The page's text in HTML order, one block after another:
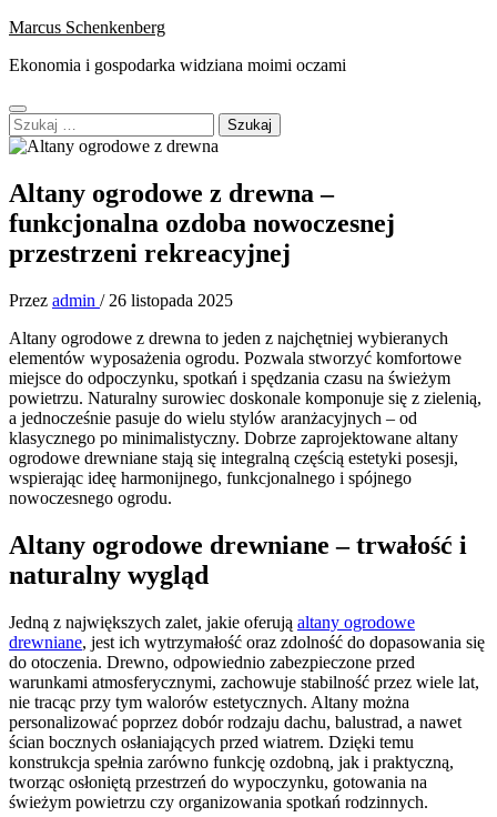
Skip
content
Marcus Schenkenberg
Ekonomia i gospodarka widziana moimi oczami
Primary
Menu
Szukaj:
Altany ogrodowe z drewna –
funkcjonalna ozdoba nowoczesnej
przestrzeni rekreacyjnej
Przez admin / 26 listopada 2025
Altany ogrodowe z drewna to jeden z najchętniej wybieranych
elementów wyposażenia ogrodu. Pozwala stworzyć komfortowe
miejsce do odpoczynku, spotkań i spędzania czasu na świeżym
powietrzu. Naturalny surowiec doskonale komponuje się z zielenią,
a jednocześnie pasuje do wielu stylów aranżacyjnych – od
klasycznego po minimalistyczny. Dobrze zaprojektowane altany
ogrodowe drewniane stają się integralną częścią estetyki posesji,
wspierając ideę harmonijnego, funkcjonalnego i spójnego
nowoczesnego ogrodu.
Altany ogrodowe drewniane – trwałość i
naturalny wygląd
Jedną z największych zalet, jakie oferują altany ogrodowe
drewniane, jest ich wytrzymałość oraz zdolność do dopasowania się
do otoczenia. Drewno, odpowiednio zabezpieczone przed
warunkami atmosferycznymi, zachowuje stabilność przez wiele lat,
nie tracąc przy tym walorów estetycznych. Altany można
personalizować poprzez dobór rodzaju dachu, balustrad, a nawet
ścian bocznych osłaniających przed wiatrem. Dzięki temu
konstrukcja spełnia zarówno funkcję ozdobną, jak i praktyczną,
tworząc osłoniętą przestrzeń do wypoczynku, gotowania na
świeżym powietrzu czy organizowania spotkań rodzinnych.